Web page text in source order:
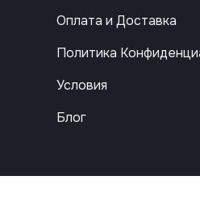
Оплата и Доставка
Политика
Условия
Блог